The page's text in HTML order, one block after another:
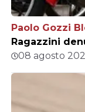
Paolo Gozzi
Ragazzini
08 agosto